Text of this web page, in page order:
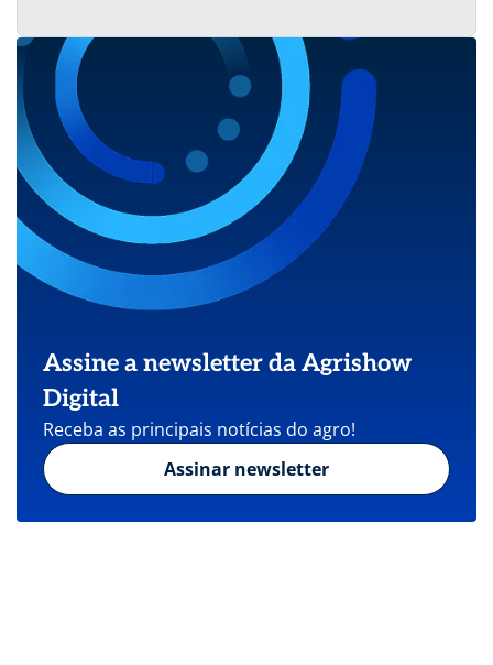
Assine a newsletter da Agrishow
Digital
Receba as principais notícias do agro!
Assinar newsletter